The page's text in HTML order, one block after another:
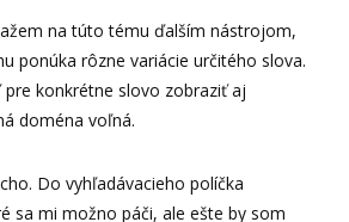
na túto tému ďalším nástrojom,
ponúka rôzne variácie určitého slova.
pre konkrétne slovo zobraziť aj
doména voľná.
Do vyhľadávacieho políčka
sa mi možno páči, ale ešte by som